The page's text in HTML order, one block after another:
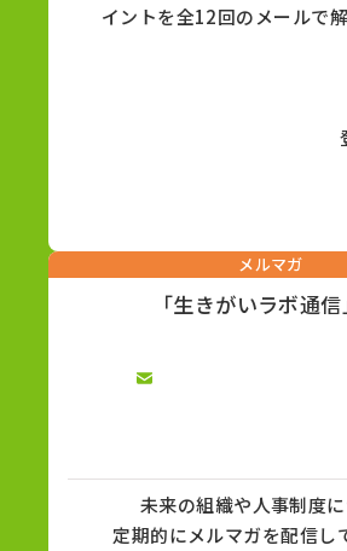
イントを全12回のメールで解
メルマガ
「生きがいラボ通
未来の組織や人事制度
定期的にメルマガを配信し